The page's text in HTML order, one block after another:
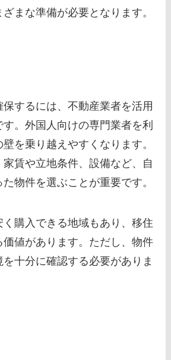
まな準備が必要となります。
保するには、不動産業者を活用
。外国人向けの専門業者を利
を乗り越えやすくなります。
賃や立地条件、設備など、自
物件を選ぶことが重要です。
購入できる地域もあり、移住
価値があります。ただし、物件
十分に確認する必要がありま